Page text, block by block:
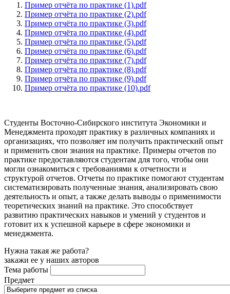
Пример отчёта по практике (1).pdf
Пример отчёта по практике (2).pdf
Пример отчёта по практике (3).pdf
Пример отчёта по практике (4).pdf
Пример отчёта по практике (5).pdf
Пример отчёта по практике (6).pdf
Пример отчёта по практике (7).pdf
Пример отчёта по практике (8).pdf
Пример отчёта по практике (9).pdf
Пример отчёта по практике (10).pdf
Студенты Восточно-Сибирского института Экономики и
Менеджмента проходят практику в различных компаниях и
организациях, что позволяет им получить практический опыт
и применить свои знания на практике. Примеры отчетов по
практике предоставляются студентам для того, чтобы они
могли ознакомиться с требованиями к отчетности и
структурой отчетов. Отчеты по практике помогают студентам
систематизировать полученные знания, анализировать свою
деятельность и опыт, а также делать выводы о применимости
теоретических знаний на практике. Это способствует
развитию практических навыков и умений у студентов и
готовит их к успешной карьере в сфере экономики и
менеджмента.
Нужна такая же работа?
закажи ее у наших авторов
Тема работы
Предмет